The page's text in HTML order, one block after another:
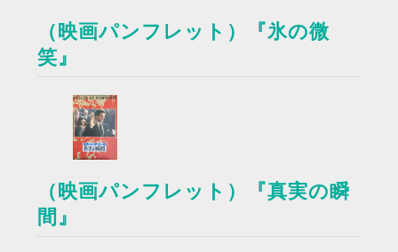
（映画パンフレット）『氷の微
笑』
（映画パンフレット）『真実の瞬
間』